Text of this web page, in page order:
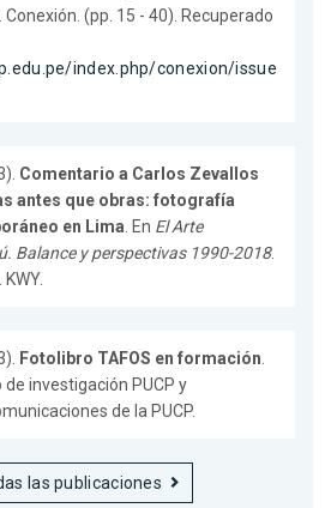
. Conexión. (pp. 15 - 40). Recuperado
index.php/conexion/issue
Comentario a Carlos Zevallos
antes que obras: fotografía
en Lima . En El Arte
Balance y perspectivas 1990-2018.
Fotolibro TAFOS en formación
de investigación PUCP y
de la PUCP.
las publicaciones